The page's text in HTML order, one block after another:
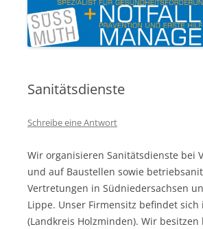
Sanitätsdienste
Schreibe eine Antwort
Wir organisieren Sanitätsdienste bei
und auf Baustellen sowie
Vertretungen in Südniedersachsen
Lippe. Unser Firmensitz befindet
(Landkreis Holzminden). Wir besitzen